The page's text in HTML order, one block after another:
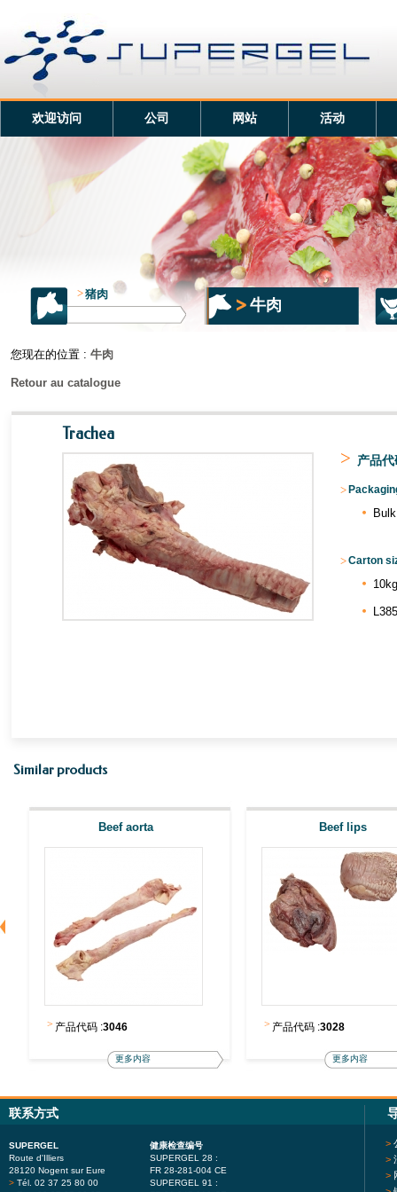
欢迎访问 公司 网站 活动
>猪肉
牛肉
您现在的位置 : 牛肉
Retour au catalogue
Trachea
> 产品
>
Bulk
>Carton
Similar products
Beef aorta
> 产品代码 :3046
更多内容
Beef lips
> 产品代码 :3028
更多内容
联系方式
SUPERGEL
Route d'Illiers
28120 Nogent sur Eure
> Tél. 02 37 25 80 00
健康检查编号
SUPERGEL 28 :
FR 28-281-004 CE
SUPERGEL 91 :
>
>
>